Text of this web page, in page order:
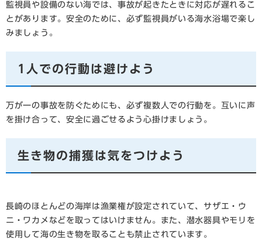
監視員や設備のない海では、事故が起きたときに対応が遅れるこ
とがあります。安全のために、必ず監視員がいる海水浴場で楽し
みましょう。
1人での行動は避けよう
万が一の事故を防ぐためにも、必ず複数人での行動を。互いに声
を掛け合って、安全に過ごせるよう心掛けましょう。
生き物の捕獲は気をつけよう
長崎のほとんどの海岸は漁業権が設定されていて、サザエ・ウ
ニ・ワカメなどを取ってはいけません。また、潜水器具やモリを
使用して海の生き物を取ることも禁止されています。